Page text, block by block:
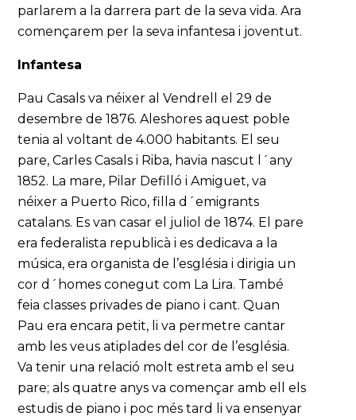
parlarem a la darrera part de la seva vida. Ara
començarem per la seva infantesa i joventut.
Infantesa
Pau Casals va néixer al Vendrell el 29 de
desembre de 1876. Aleshores aquest poble
tenia al voltant de 4.000 habitants. El seu
pare, Carles Casals i Riba, havia nascut l´any
1852. La mare, Pilar Defilló i Amiguet, va
néixer a Puerto Rico, filla d´emigrants
catalans. Es van casar el juliol de 1874. El pare
era federalista republicà i es dedicava a la
música, era organista de l’església i dirigia un
cor d´homes conegut com La Lira. També
feia classes privades de piano i cant. Quan
Pau era encara petit, li va permetre cantar
amb les veus atiplades del cor de l’església.
Va tenir una relació molt estreta amb el seu
pare; als quatre anys va començar amb ell els
estudis de piano i poc més tard li va ensenyar